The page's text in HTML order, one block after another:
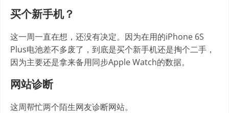
买个新手机？
这一周一直在想，还没有决定。因为在用的iPhone 6S
Plus电池差不多废了，到底是买个新手机还是掏个二手，
因为主要还是拿来备用同步Apple Watch的数据。
网站诊断
这周帮忙两个陌生网友诊断网站。